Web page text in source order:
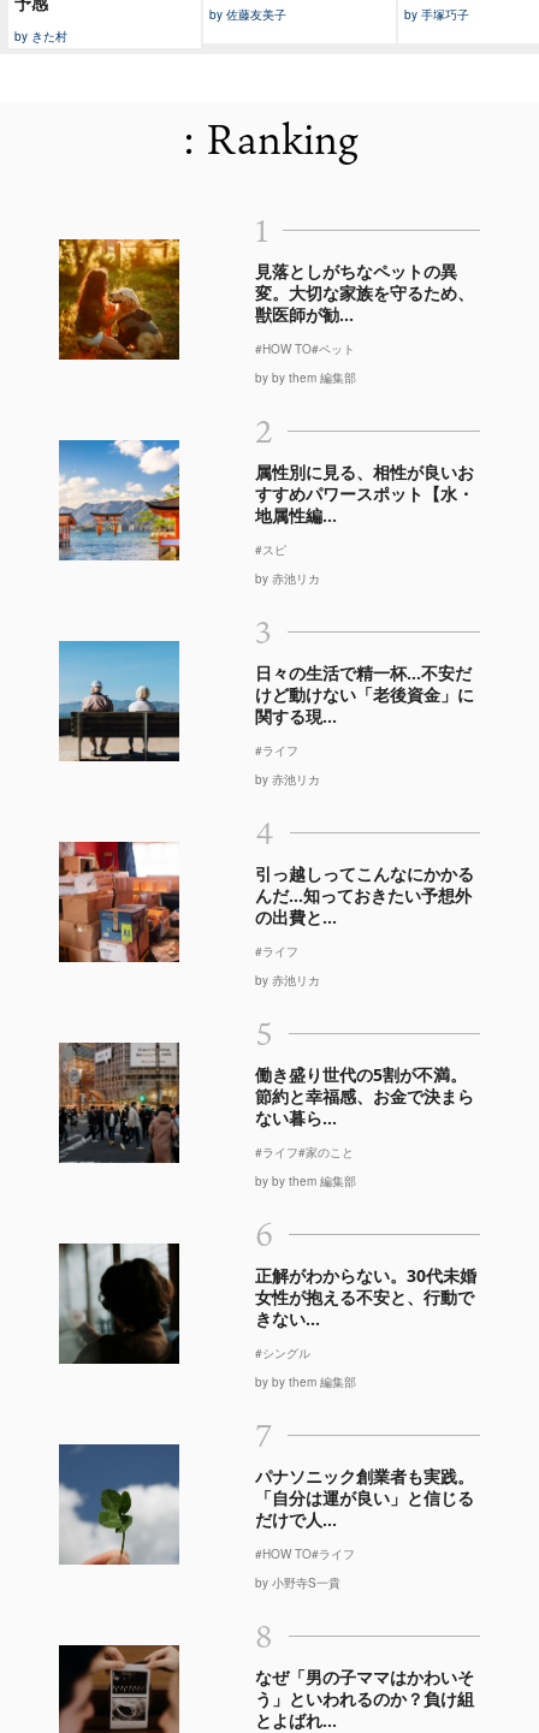
by きた村
by 佐藤友美子 by 手塚巧子
: Ranking
1
見落としがちなペットの異
変。大切な家族を守るため、
獣医師が勧...
#HOW TO#ペット
by by them 編集部
2
属性別に見る、相性が良いお
すすめパワースポット【水・
地属性編...
#スピ
by 赤池リカ
3
日々の生活で精一杯…不安だ
けど動けない「老後資金」に
関する現...
#ライフ
by 赤池リカ
4
引っ越しってこんなにかかる
んだ…知っておきたい予想外
の出費と...
#ライフ
by 赤池リカ
5
働き盛り世代の5割が不満。
節約と幸福感、お金で決まら
ない暮ら...
#ライフ#家のこと
by by them 編集部
6
正解がわからない。30代未婚
女性が抱える不安と、行動で
きない...
#シングル
by by them 編集部
7
パナソニック創業者も実践。
「自分は運が良い」と信じる
だけで人...
#HOW TO#ライフ
by 小野寺S一貴
8
なぜ「男の子ママはかわいそ
う」といわれるのか？負け組
とよばれ...